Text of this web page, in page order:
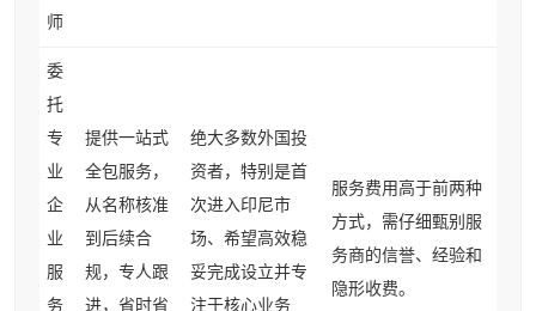
师
委
托
专
业
企
业
服
务
提供一站式
全包服务，
从名称核准
到后续合
规，专人跟
进，省时省
绝大多数外国投
资者，特别是首
次进入印尼市
场、希望高效稳
妥完成设立并专
注于核心业务
服务费用高于前两种
方式，需仔细甄别服
务商的信誉、经验和
隐形收费。